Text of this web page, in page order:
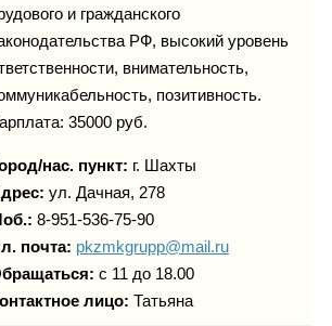
и гражданского
РФ, высокий уровень
внимательность,
позитивность.
35000 руб.
нас. пункт: г. Шахты
ул. Дачная, 278
8-951-536-75-90
почта: pkzmkgrupp@mail.ru
с 11 до 18.00
лицо: Татьяна